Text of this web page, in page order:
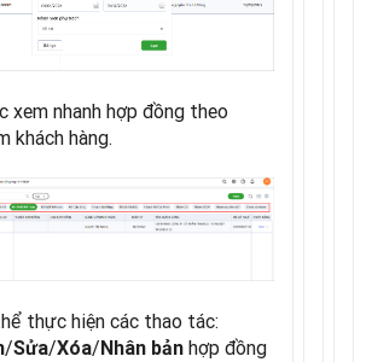
xem nhanh hợp đồng theo
khách hàng.
thực hiện các thao tác:
/Sửa/Xóa/Nhân bản hợp đồng